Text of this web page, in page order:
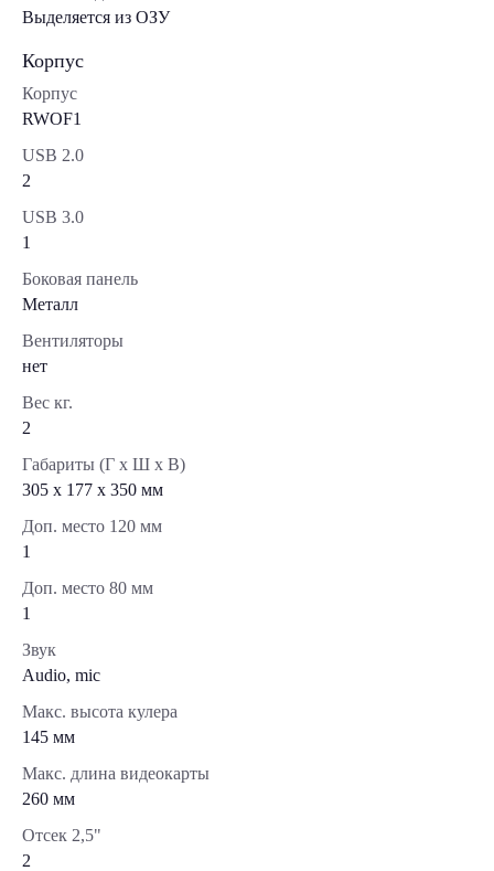
Выделяется из ОЗУ
Корпус
Корпус
RWOF1
USB 2.0
2
USB 3.0
1
Боковая панель
Металл
Вентиляторы
нет
Вес кг.
2
Габариты (Г x Ш x В)
305 x 177 x 350 мм
Доп. место 120 мм
1
Доп. место 80 мм
1
Звук
Audio, mic
Макс. высота кулера
145 мм
Макс. длина видеокарты
260 мм
Отсек 2,5"
2